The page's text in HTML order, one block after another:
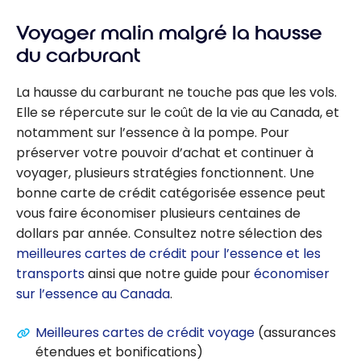
Voyager malin malgré la hausse
du carburant
La hausse du carburant ne touche pas que les vols.
Elle se répercute sur le coût de la vie au Canada, et
notamment sur l’essence à la pompe. Pour
préserver votre pouvoir d’achat et continuer à
voyager, plusieurs stratégies fonctionnent. Une
bonne carte de crédit catégorisée essence peut
vous faire économiser plusieurs centaines de
dollars par année. Consultez notre sélection des
meilleures cartes de crédit pour l’essence et les
transportsainsi que notre guide pouréconomiser
sur l’essence au Canada.
Meilleures cartes de crédit voyage (assurances
étendues et bonifications)